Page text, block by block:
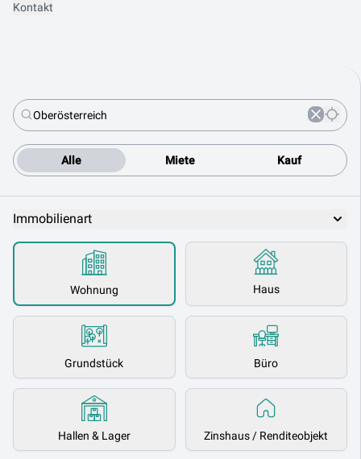
Alle Miete Kauf
Immobilienart
Wohnung Haus
Grundstück Büro
Hallen & Lager Zinshaus / Renditeobjekt
Kontakt